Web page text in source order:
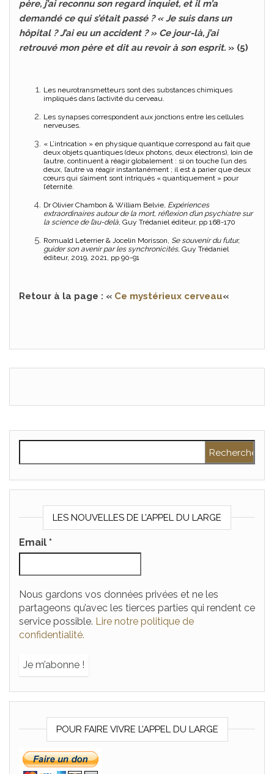
père, j’ai reconnu son regard inquiet, et il m’a
demandé ce qui s’était passé ? « Je suis dans un
hôpital ? J’ai eu un accident ? » Ce jour-là, j’ai
retrouvé mon père et dit au revoir à son esprit. » (5)
Les neurotransmetteurs sont des substances chimiques
impliqués dans l’activité du cerveau.
Les synapses correspondent aux jonctions entre les cellules
nerveuses.
« L’intrication » en physique quantique correspond au fait que
deux objets quantiques (deux photons, deux électrons), loin de
l’autre, continuent à réagir globalement : si on touche l’un des
deux, l’autre va réagir instantanément ; il est à parier que deux
cœurs qui s’aiment sont intriqués « quantiquement » pour
l’éternité.
Dr Olivier Chambon & William Belvie, Expériences
extraordinaires autour de la mort, réflexion d’un psychiatre sur
la science de l’au-delà, Guy Trédaniel éditeur, pp 168-170
Romuald Leterrier & Jocelin Morisson, Se souvenir du futur,
guider son avenir par les synchronicités, Guy Trédaniel
éditeur, 2019, 2021, pp 90-91
Retour à la page : « Ce mystérieux cerveau«
LES NOUVELLES DE L’APPEL DU LARGE
Email *
Nous gardons vos données privées et ne les
partageons qu’avec les tierces parties qui rendent ce
service possible. Lire notre politique de
confidentialité.
POUR FAIRE VIVRE L’APPEL DU LARGE